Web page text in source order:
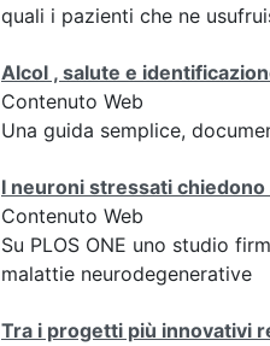
quali i pazienti che ne
Alcol , salute e
Contenuto Web
Una guida semplice,
I neuroni stressati
Contenuto Web
Su PLOS ONE uno studio
malattie neurodegenerative
Tra i progetti più innovativi